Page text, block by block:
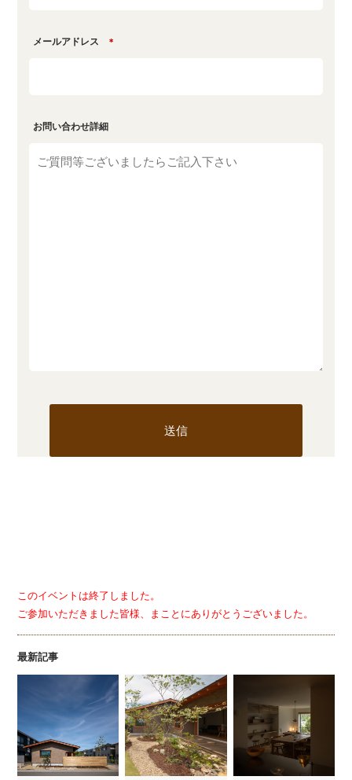
メールアドレス ＊
お問い合わせ詳細
このイベントは終了しました。
ご参加いただきました皆様、まことにありがとうございました。
最新記事